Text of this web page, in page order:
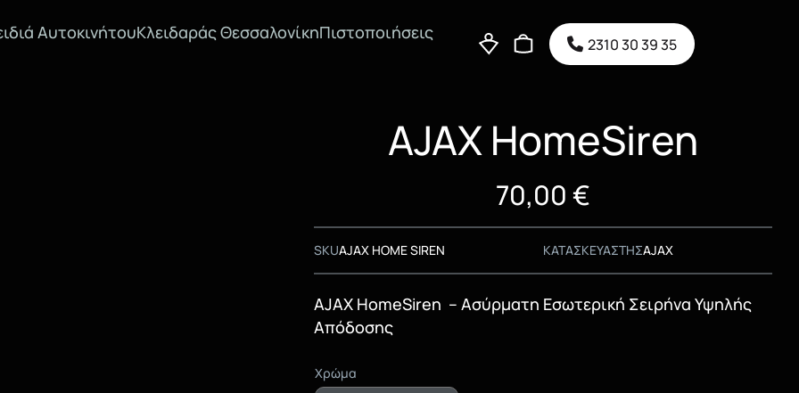
ΑυτοκινήτουΚλειδαράς ΘεσσαλονίκηΠιστοποιήσεις
2310 30 39 35
AJAX HomeSiren
70,00 €
SKUAJAX HOME SIREN ΚΑΤΑΣΚΕΥΑΣΤΗΣAJAX
AJAX HomeSiren – Ασύρματη Εσωτερική Σειρήνα Υψηλής
Απόδοσης
Χρώμα